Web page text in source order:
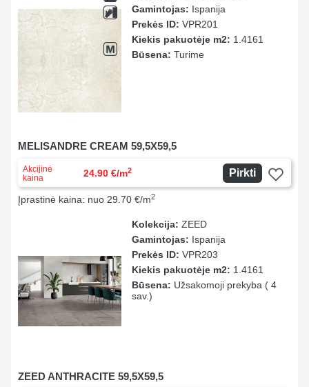
Gamintojas: Ispanija
Prekės ID: VPR201
Kiekis pakuotėje m2: 1.4161
Būsena: Turime
MELISANDRE CREAM 59,5X59,5
Akcijinė
kaina
24.90 €/m2 Pirkti
Įprastinė kaina: nuo 29.70 €/m2
Kolekcija: ZEED
Gamintojas: Ispanija
Prekės ID: VPR203
Kiekis pakuotėje m2: 1.4161
Būsena: Užsakomoji prekyba ( 4
sav.)
ZEED ANTHRACITE 59,5X59,5